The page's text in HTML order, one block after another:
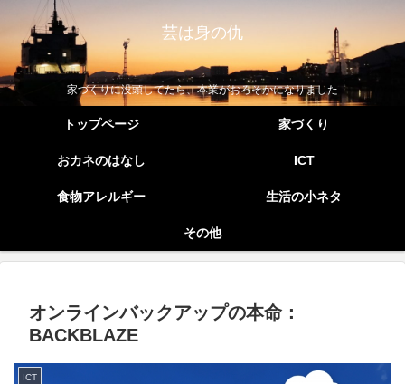
芸は身の仇
家づくりに没頭してたら、本業がおろそかになりました
トップページ 家づくり
おカネのはなし ICT
食物アレルギー 生活の小ネタ
その他
オンラインバックアップの本命：
BACKBLAZE
ICT